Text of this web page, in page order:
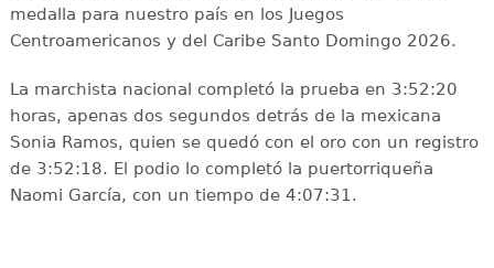
medalla para nuestro país en los Juegos
Centroamericanos y del Caribe Santo Domingo 2026.
La marchista nacional completó la prueba en 3:52:20
horas, apenas dos segundos detrás de la mexicana
Sonia Ramos, quien se quedó con el oro con un registro
de 3:52:18. El podio lo completó la puertorriqueña
Naomi García, con un tiempo de 4:07:31.